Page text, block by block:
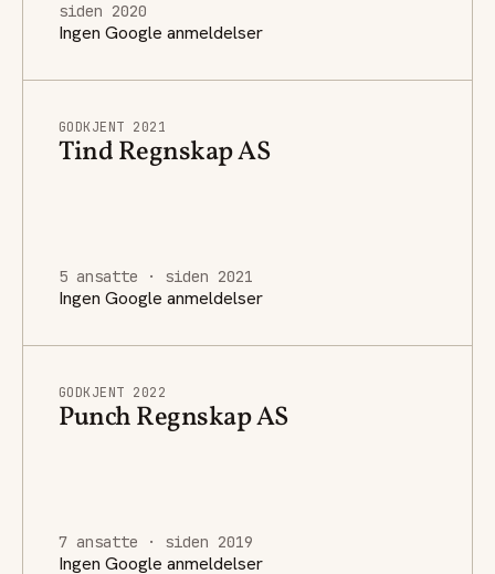
siden 2020
Ingen Google anmeldelser
GODKJENT 2021
Tind Regnskap AS
5 ansatte · siden 2021
Ingen Google anmeldelser
GODKJENT 2022
Punch Regnskap AS
7 ansatte · siden 2019
Ingen Google anmeldelser